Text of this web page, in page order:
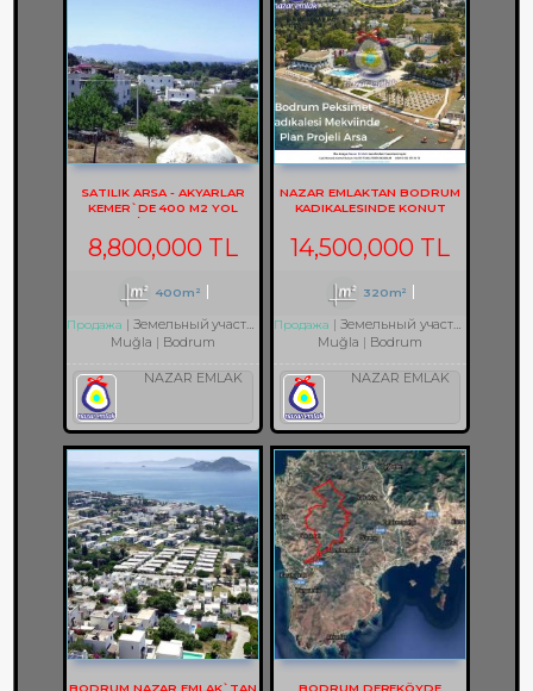
SATILIK ARSA - AKYARLAR
KEMER`DE 400 M2 YOL
CEPHELİ ARSA REF-2157
8,800,000 TL
400m²
Продажа
Земельный участок с разрешением на строительство
Muğla
Bodrum
NAZAR EMLAK
NAZAR EMLAKTAN BODRUM
KADIKALESINDE KONUT
14,500,000 TL
320m²
Продажа
Земельный участок в жилой зоне
Muğla
Bodrum
NAZAR EMLAK
BODRUM NAZAR EMLAK`TAN
BODRUM DEREKÖYDE